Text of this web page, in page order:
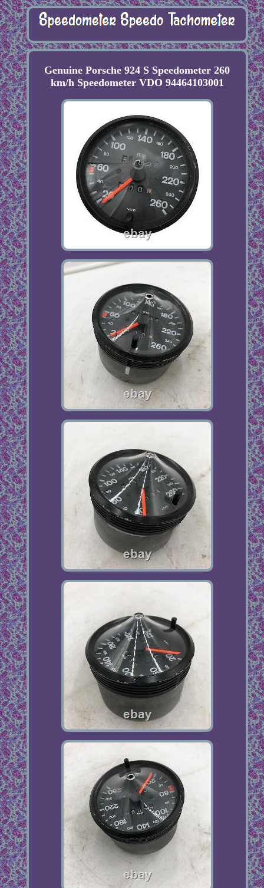
Genuine Porsche 924 S Speedometer 260
km/h Speedometer VDO 94464103001